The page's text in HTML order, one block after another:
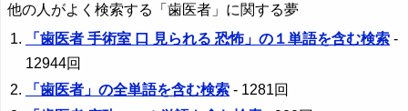
他の人がよく検索する「歯医者」に関する夢
「歯医者 手術室 口 見られる 恐怖」の１単語を含む検索 -
12944回
「歯医者」の全単語を含む検索 - 1281回